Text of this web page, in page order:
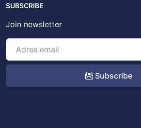
SUBSCRIBE
Join newsletter
Subscribe